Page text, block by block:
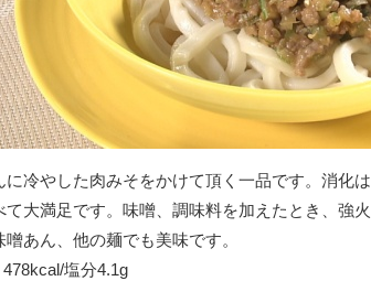
に冷やした肉みそをかけて頂く一品です。消化
て大満足です。味噌、調味料を加えたとき、強
噌あん、他の麺でも美味です。
478kcal/塩分4.1g